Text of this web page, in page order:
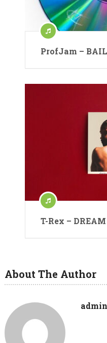
ProfJam –
T-Rex – DREAM
About The Author
admin